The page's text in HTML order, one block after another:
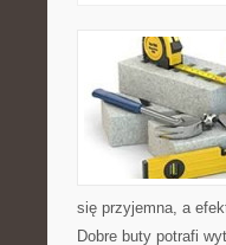
się przyjemna, a
Dobre buty potrafi